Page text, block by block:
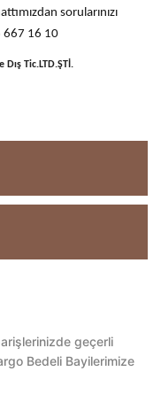
sorularınızı
667 16 10
Tic.LTD.ŞTİ.
yapın!
geçerli
Bedeli Bayilerimize